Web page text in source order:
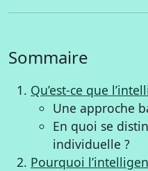
Sommaire
Qu’est-ce que
Une approche
En quoi se
individuelle ?
Pourquoi